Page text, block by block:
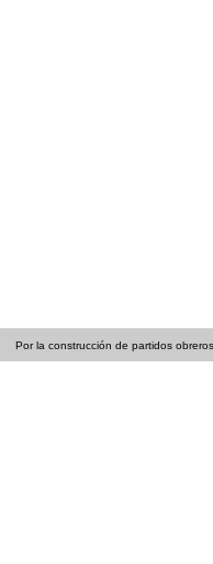
Por la construcción de partidos